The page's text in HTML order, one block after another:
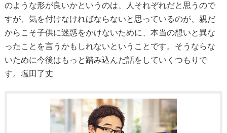
のような形が良いかというのは、人それぞれだと思うので
すが、気を付けなければならないと思っているのが、親だ
からこそ子供に迷惑をかけないために、本当の想いと異な
ったことを言うかもしれないということです。そうならな
いために今後はもっと踏み込んだ話をしていくつもりで
す。塩田了丈